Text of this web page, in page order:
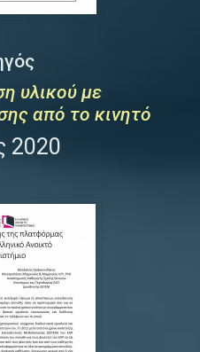
υλικού με
από το κινητό
2020